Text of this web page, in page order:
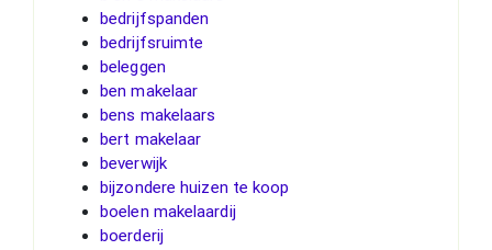
bedrijfspanden
bedrijfsruimte
beleggen
ben makelaar
bens makelaars
bert makelaar
beverwijk
bijzondere huizen te koop
boelen makelaardij
boerderij